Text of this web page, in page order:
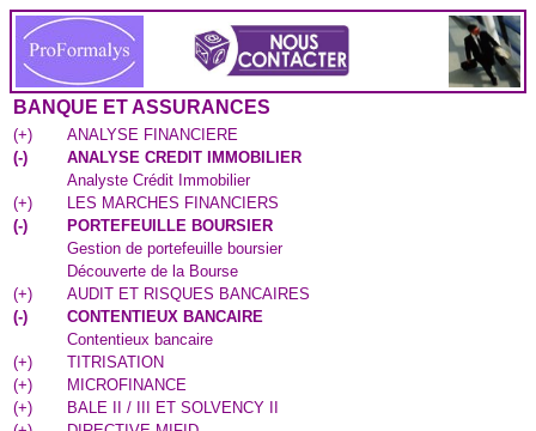
BANQUE ET ASSURANCES
(+)
ANALYSE FINANCIERE
(-)
ANALYSE CREDIT IMMOBILIER
Analyste Crédit Immobilier
(+)
LES MARCHES FINANCIERS
(-)
PORTEFEUILLE BOURSIER
Gestion de portefeuille boursier
Découverte de la Bourse
(+)
AUDIT ET RISQUES BANCAIRES
(-)
CONTENTIEUX BANCAIRE
Contentieux bancaire
(+)
TITRISATION
(+)
MICROFINANCE
(+)
BALE II / III ET SOLVENCY II